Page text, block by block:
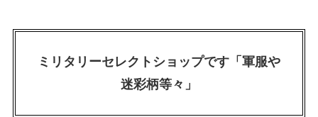
ミリタリーセレクトショップです「軍服や
迷彩柄等々」